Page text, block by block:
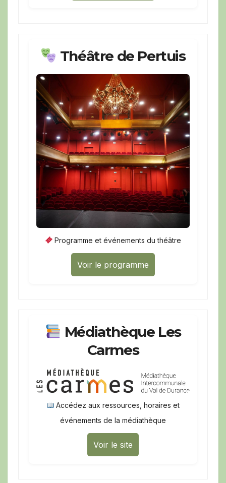
Théâtre de Pertuis
Programme et événements du théâtre
Voir le programme
Médiathèque Les
Carmes
Accédez aux ressources, horaires et
événements de la médiathèque
Voir le site